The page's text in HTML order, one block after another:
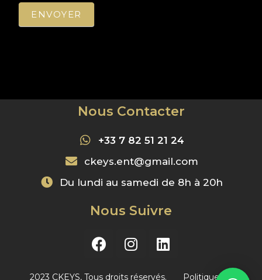
ENVOYER
Nous Contacter
+33 7 82 51 21 24
ckeys.ent@gmail.com
Du lundi au samedi de 8h à 20h
Nous Suivre
2023 CKEYS, Tous droits réservés. Politique de